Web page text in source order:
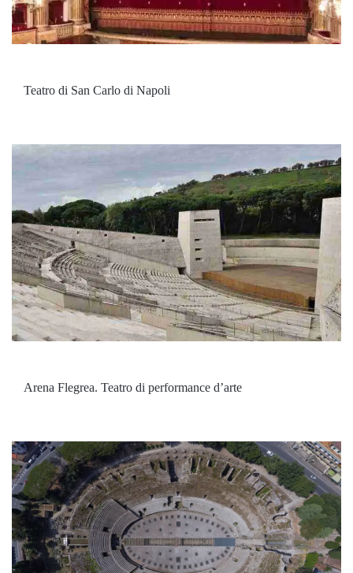
Teatro di San Carlo di Napoli
Arena Flegrea. Teatro di performance d’arte